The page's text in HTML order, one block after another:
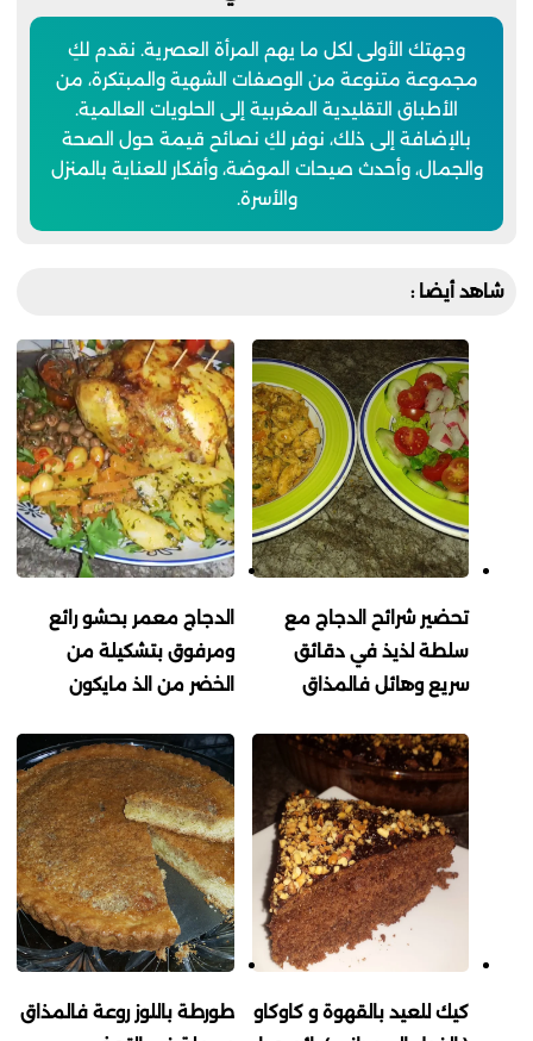
وجهتك الأولى لكل ما يهم المرأة العصرية. نقدم لكِ
مجموعة متنوعة من الوصفات الشهية والمبتكرة، من
الأطباق التقليدية المغربية إلى الحلويات العالمية.
بالإضافة إلى ذلك، نوفر لكِ نصائح قيمة حول الصحة
والجمال، وأحدث صيحات الموضة، وأفكار للعناية بالمنزل
والأسرة.
شاهد أيضا :
تحضير شرائح الدجاج مع
سلطة لذيذ في دقائق
سريع وهائل فالمذاق
الدجاج معمر بحشو رائع
ومرفوق بتشكيلة من
الخضر من الذ مايكون
كيك للعيد بالقهوة و كاوكاو
طورطة باللوز روعة فالمذاق